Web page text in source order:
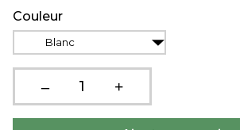
Couleur
Blanc